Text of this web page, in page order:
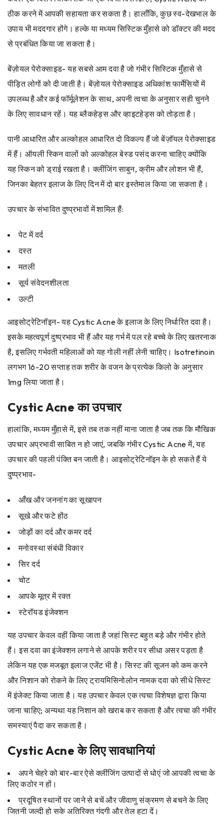
ठीक करने में आपकी सहायता कर सकता है। हालाँकि, कुछ स्व-देखभाल के
उपाय भी मददगार होंगे। हल्के या मध्यम सिस्टिक मुँहासे को डॉक्टर की मदद
से प्रबंधित किया जा सकता है।
बेंज़ोयल पेरोक्साइड- यह सबसे आम दवा है जो गंभीर सिस्टिक मुँहासे से
पीड़ित लोगों को दी जाती है। बेंज़ोयल पेरोक्साइड अधिकांश फार्मेसियों में
उपलब्ध है और कई फॉर्मूलेशन के साथ, अपनी त्वचा के अनुसार सही चुनने
के लिए सावधान रहें। यह ब्लैकहेड्स और व्हाइटहेड्स को तोड़ता है।
पानी आधारित और अल्कोहल आधारित दो विकल्प हैं जो बेंज़ॉयल पेरोक्साइड
में हैं। ऑयली स्किन वालों को अल्कोहल बेस्ड पसंद करना चाहिए क्योंकि
यह स्किन को ड्राई रखता है। क्लींजिंग साबुन, क्रीम और लोशन भी हैं,
जिनका बेहतर इलाज के लिए दिन में दो बार इस्तेमाल किया जा सकता है।
उपचार के संभावित दुष्प्रभावों में शामिल हैं:
पेट में दर्द
दस्त
मतली
सूर्य संवेदनशीलता
उल्टी
आइसोट्रेटिनॉइन- यह Cystic Acne के इलाज के लिए निर्धारित दवा है।
इसके महत्वपूर्ण दुष्प्रभाव भी हैं और यह गर्भ में पल रहे बच्चे के लिए खतरनाक
है, इसलिए गर्भवती महिलाओं को यह गोली नहीं लेनी चाहिए। Isotretinoin
लगभग 16-20 सप्ताह तक शरीर के वजन के प्रत्येक किलो के अनुसार
1mg लिया जाता है।
Cystic Acne का उपचार
हालांकि, मध्यम मुँहासे में, इसे तब तक नहीं माना जाता है जब तक कि मौखिक
उपचार अप्रभावी साबित न हो जाएं, जबकि गंभीर Cystic Acne में, यह
उपचार की पहली पंक्ति बन जाती है। आइसोट्रेटिनॉइन के हो सकते हैं ये
दुष्प्रभाव-
आँख और जननांग का सूखापन
सूखे और फटे होंठ
जोड़ों का दर्द और कमर दर्द
मनोवस्था संबंधी विकार
सिर दर्द
चोट
आपके मूत्र में रक्त
स्टेरॉयड इंजेक्शन
यह उपचार केवल वहीं किया जाता है जहां सिस्ट बहुत बड़े और गंभीर होते
हैं। इस दवा का इंजेक्शन लगाने से आपके शरीर पर सीधा असर पड़ता है
लेकिन यह एक मजबूत इलाज एजेंट भी है। सिस्ट की सूजन को कम करने
और निशान को रोकने के लिए ट्रायमिसिनोलोन नामक दवा को सीधे सिस्ट
में इंजेक्ट किया जाता है। यह उपचार केवल एक त्वचा विशेषज्ञ द्वारा किया
जाना चाहिए; अन्यथा यह निशान को खराब कर सकता है और त्वचा की गंभीर
समस्याएं पैदा कर सकता है।
Cystic Acne के लिए सावधानियां
अपने चेहरे को बार-बार ऐसे क्लींजिंग उत्पादों से धोएं जो आपकी त्वचा के
लिए कठोर न हों।
प्रदूषित स्थानों पर जाने से बचें और जीवाणु संक्रमण से बचने के लिए
जितनी जल्दी हो सके अतिरिक्त गंदगी और तेल हटा दें।